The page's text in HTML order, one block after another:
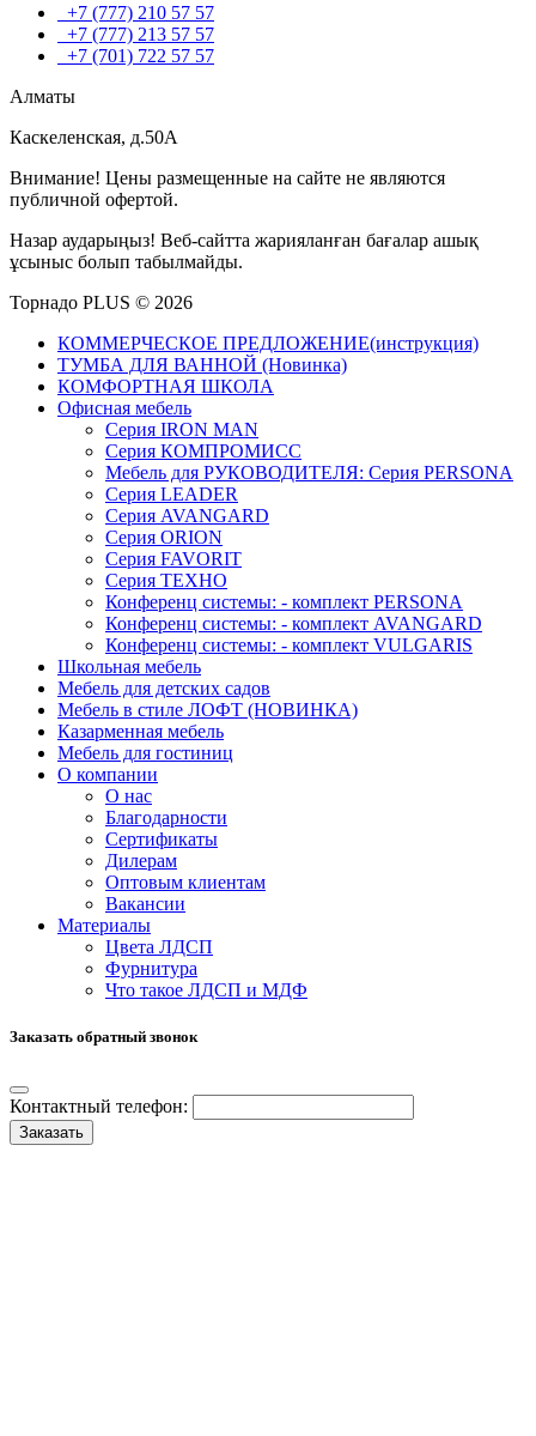
+7 (777) 210 57 57
+7 (777) 213 57 57
+7 (701) 722 57 57
Алматы
Каскеленская, д.50А
Внимание! Цены размещенные на сайте не являются
публичной офертой.
Назар аударыңыз! Веб-сайтта жарияланған бағалар ашық
ұсыныс болып табылмайды.
Торнадо PLUS © 2026
КОММЕРЧЕСКОЕ ПРЕДЛОЖЕНИЕ(инструкция)
ТУМБА ДЛЯ ВАННОЙ (Новинка)
КОМФОРТНАЯ ШКОЛА
Офисная мебель
Серия IRON MAN
Серия КОМПРОМИСС
Мебель для РУКОВОДИТЕЛЯ: Серия PERSONA
Серия LEADER
Серия AVANGARD
Серия ORION
Серия FAVORIT
Серия ТЕХНО
Конференц системы: - комплект PERSONA
Конференц системы: - комплект AVANGARD
Конференц системы: - комплект VULGARIS
Школьная мебель
Мебель для детских садов
Мебель в стиле ЛОФТ (НОВИНКА)
Казарменная мебель
Мебель для гостиниц
О компании
О нас
Благодарности
Сертификаты
Дилерам
Оптовым клиентам
Вакансии
Материалы
Цвета ЛДСП
Фурнитура
Что такое ЛДСП и МДФ
Заказать обратный звонок
Контактный телефон:
Заказать